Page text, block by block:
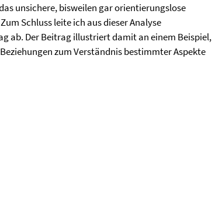
unsichere, bisweilen gar orientierungslose
Schluss leite ich aus dieser Analyse
ab. Der Beitrag illustriert damit an einem Beispiel,
zum Verständnis bestimmter Aspekte